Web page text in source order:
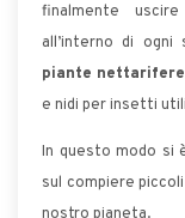
finalmente
all’interno di
piante nettarifere
e nidi per insetti
In questo modo si
sul compiere